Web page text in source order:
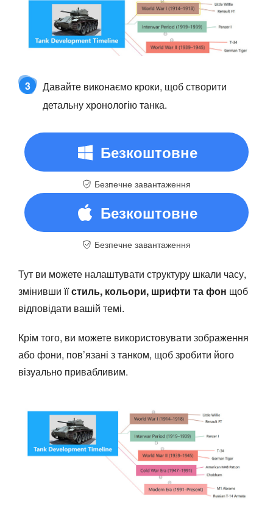
3
Давайте виконаємо кроки, щоб створити
детальну хронологію танка.
Безкоштовне
завантаження
Безпечне завантаження
Безкоштовне
завантаження
Безпечне завантаження
Тут ви можете налаштувати структуру шкали часу,
змінивши їїстиль, кольори, шрифти та фон щоб
відповідати вашій темі.
Крім того, ви можете використовувати зображення
або фони, пов’язані з танком, щоб зробити його
візуально привабливим.